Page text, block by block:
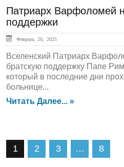
Патриарх Варфоломей
поддержки
Февраль 20, 2025
Вселенский Патриарх
братскую поддержку Папе
который в последние дни
больнице...
Читать Далее... »
1 2 3 … 8